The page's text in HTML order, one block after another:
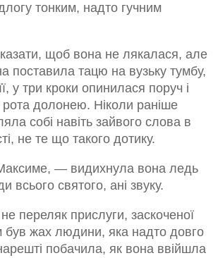
тонким, надто гучним
щоб вона не лякалася, але
поставила тацю на вузьку тумбу,
у три кроки опинилася поруч і
долонею. Ніколи раніше
собі навіть зайвого слова в
не те що такого дотику.
— видихнула вона ледь
всього святого, ані звуку.
переляк прислуги, заскоченої
був жах людини, яка надто довго
побачила, як вона ввійшла